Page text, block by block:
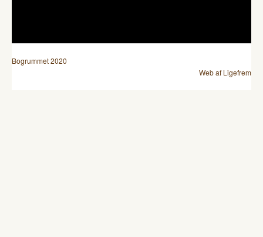
Bogrummet 2020
Web af Ligefrem